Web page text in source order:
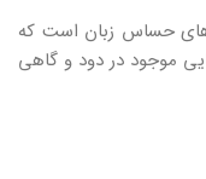
های حساس زبان است که
موجود در دود و گاهی